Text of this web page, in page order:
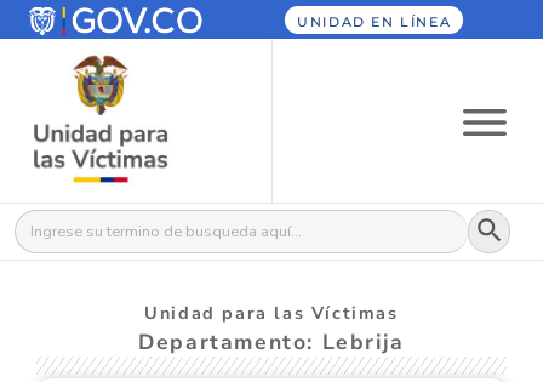
UNIDAD EN LÍNEA
Buscar: Botón
Unidad para las Víctimas
Departamento: Lebrija